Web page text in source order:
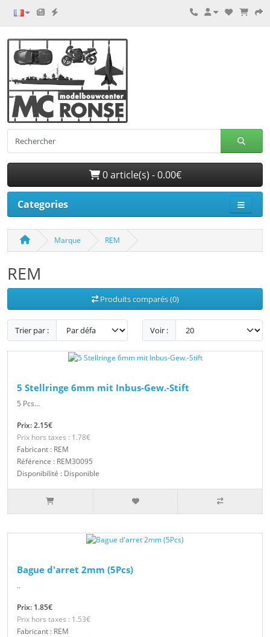
0 article(s) - 0.00€
Categories
Marque REM
REM
Produits comparés (0)
Trier par : Voir :
5 Stellringe 6mm mit Inbus-Gew.-Stift
5 Pcs...
Prix: 2.15€
Prix hors taxes : 1.78€
Fabricant : REM
Référence : REM30095
Disponibilité : Disponible
Bague d'arret 2mm (5Pcs)
..
Prix: 1.85€
Prix hors taxes : 1.53€
Fabricant : REM